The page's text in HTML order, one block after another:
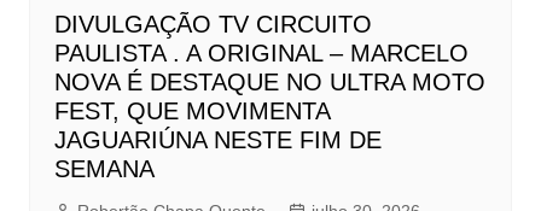
DIVULGAÇÃO TV CIRCUITO
PAULISTA . A ORIGINAL – MARCELO
NOVA É DESTAQUE NO ULTRA MOTO
FEST, QUE MOVIMENTA
JAGUARIÚNA NESTE FIM DE
SEMANA